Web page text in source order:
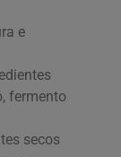
e
fermento
secos